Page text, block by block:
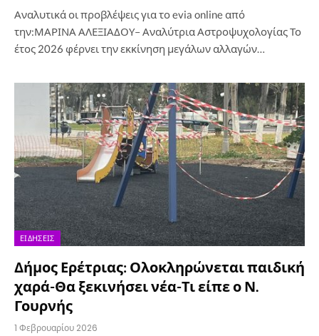
Αναλυτικά οι προβλέψεις για το evia online από
την:ΜΑΡΙΝΑ ΑΛΕΞΙΑΔΟΥ– Αναλύτρια Αστροψυχολογίας Το
έτος 2026 φέρνει την εκκίνηση μεγάλων αλλαγών…
ΕΙΔΉΣΕΙΣ
Δήμος Ερέτριας: Ολοκληρώνεται παιδική
χαρά-Θα ξεκινήσει νέα-Τι είπε ο Ν.
Γουρνής
1 Φεβρουαρίου 2026